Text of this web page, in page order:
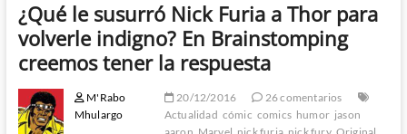
¿Qué le susurró Nick Furia a Thor para
volverle indigno? En Brainstomping
creemos tener la respuesta
M'Rabo
Mhulargo
20/12/2016
26 comentarios
Actualidad cómic comics humor jason